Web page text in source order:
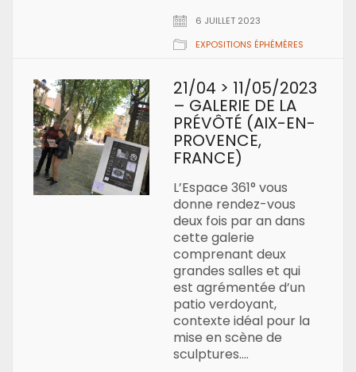
6 JUILLET 2023
EXPOSITIONS ÉPHÉMÈRES
21/04 > 11/05/2023
– GALERIE DE LA
PRÉVÔTÉ (AIX-EN-
PROVENCE,
FRANCE)
L’Espace 361° vous
donne rendez-vous
deux fois par an dans
cette galerie
comprenant deux
grandes salles et qui
est agrémentée d’un
patio verdoyant,
contexte idéal pour la
mise en scène de
sculptures.…